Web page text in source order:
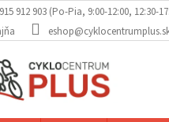
912 903 (Po-Pia, 9:00-12:00, 12:30-